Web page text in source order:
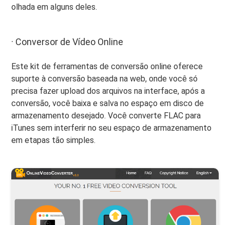
olhada em alguns deles.
· Conversor de Vídeo Online
Este kit de ferramentas de conversão online oferece
suporte à conversão baseada na web, onde você só
precisa fazer upload dos arquivos na interface, após a
conversão, você baixa e salva no espaço em disco de
armazenamento desejado. Você converte FLAC para
iTunes sem interferir no seu espaço de armazenamento
em etapas tão simples.